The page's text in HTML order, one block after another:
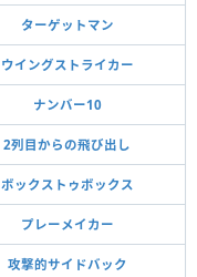
ターゲットマン
ウイングストライカー
ナンバー10
2列目からの飛び出し
ボックストゥボックス
プレーメイカー
攻撃的サイドバック